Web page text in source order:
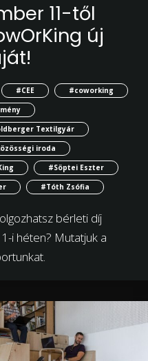
11-től
új
#CEE
#coworking
Textilgyár
iroda
#Söptei Eszter
#Tóth Zsófia
bérleti díj
i héten? Mutatjuk a